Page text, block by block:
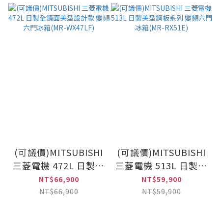
(可議價)MITSUBISHI
三菱電機 472L 日製全
鏡面美型設計款 變頻
六門冰箱(MR-
NT$66,900
NT$66,900
(可議價)MITSUBISHI
三菱電機 513L 日製美
型鋼板系列 變頻六門
冰箱(MR-RX51E)
NT$59,900
NT$59,900